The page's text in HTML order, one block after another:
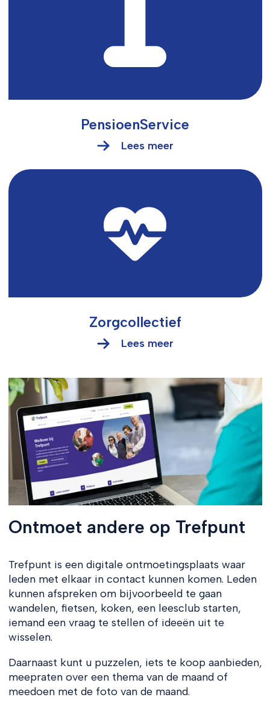
PensioenService
Lees meer
Zorgcollectief
Lees meer
Ontmoet andere op Trefpunt
Trefpunt is een digitale ontmoetingsplaats waar
leden met elkaar in contact kunnen komen. Leden
kunnen afspreken om bijvoorbeeld te gaan
wandelen, fietsen, koken, een leesclub starten,
iemand een vraag te stellen of ideeën uit te
wisselen.
Daarnaast kunt u puzzelen, iets te koop aanbieden,
meepraten over een thema van de maand of
meedoen met de foto van de maand.